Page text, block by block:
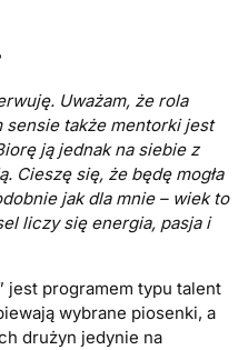
Uważam, że rola
także mentorki jest
ją jednak na siebie z
Cieszę się, że będę mogła
jak dla mnie – wiek to
liczy się energia, pasja i
jest programem typu talent
wybrane piosenki, a
drużyn jedynie na